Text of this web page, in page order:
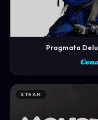
Pragmata
STEAM